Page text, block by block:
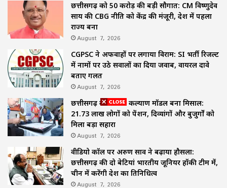
छत्तीसगढ़ को 50 करोड़ की बड़ी सौगात: CM विष्णुदेव
साय की CBG नीति को केंद्र की मंजूरी, देश में पहला
राज्य बना
August 7, 2026
CGPSC ने अफवाहों पर लगाया विराम: SI भर्ती रिजल्ट
में नामों पर उठे सवालों का दिया जवाब, वायरल दावे
बताए गलत
August 7, 2026
छत्तीसगढ़ का समाज कल्याण मॉडल बना मिसाल:
21.73 लाख लोगों को पेंशन, दिव्यांगों और बुजुर्गों को
मिला बड़ा सहारा
August 7, 2026
वीडियो कॉल पर अरुण साव ने बढ़ाया हौसला:
छत्तीसगढ़ की दो बेटियां भारतीय जूनियर हॉकी टीम में,
चीन में करेंगी देश का प्रतिनिधित्व
August 7, 2026